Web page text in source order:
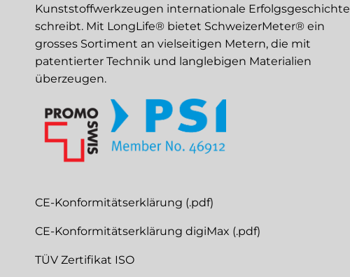
Kunststoffwerkzeugen internationale Erfolgsgeschichte
schreibt. Mit LongLife® bietet SchweizerMeter® ein
grosses Sortiment an vielseitigen Metern, die mit
patentierter Technik und langlebigen Materialien
überzeugen.
CE-Konformitätserklärung (.pdf)
CE-Konformitätserklärung digiMax (.pdf)
TÜV Zertifikat ISO